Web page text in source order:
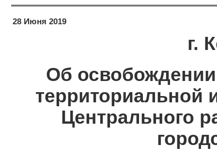
28 Июня 2019
г.
Об освобождении
территориальной
Центрального